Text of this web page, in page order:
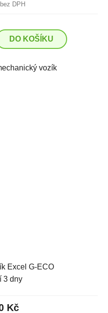
DPH
DO KOŠÍKU
vozík
Excel G-ECO
3 dny
Kč